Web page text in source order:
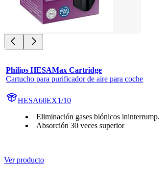
Philips HESAMax Cartridge
Cartucho para purificador de aire para coche
HESA60EX1/10
Eliminación gases biónicos ininterrump.
Absorción 30 veces superior
Ver producto